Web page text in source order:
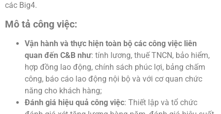
các Big4.
Mô tả công việc:
Vận hành và thực hiện toàn bộ các công việc liên
quan đến C&B như: tính lương, thuế TNCN, bảo hiểm,
hợp đồng lao động, chính sách phúc lợi, bảng chấm
công, báo cáo lao động nội bộ và với cơ quan chức
năng cho khách hàng;
Đánh giá hiệu quả công việc: Thiết lập và tổ chức